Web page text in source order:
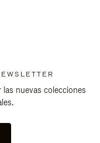
nuevas colecciones